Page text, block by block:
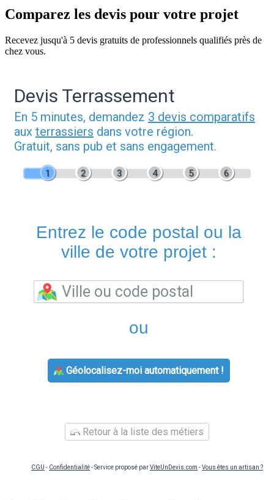
Comparez les devis pour votre projet
Recevez jusqu'à 5 devis gratuits de professionnels qualifiés près de
chez vous.
Devis Terrassement
En 5 minutes, demandez 3 devis comparatifs
aux terrassiers dans votre région.
Gratuit, sans pub et sans engagement.
1 2 3 4 5 6
Entrez le code postal ou la
ville de votre projet :
ou
Géolocalisez-moi automatiquement !
Retour à la liste des métiers
CGU - Confidentialité- Service proposé parViteUnDevis.com -Vous êtes un artisan ?